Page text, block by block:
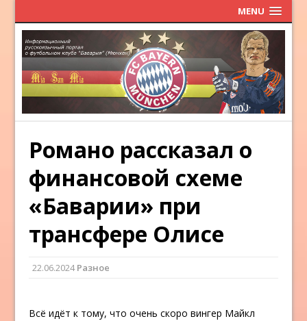
MENU
Романо рассказал о
финансовой схеме
«Баварии» при
трансфере Олисе
22.06.2024Разное
Всё идёт к тому, что очень скоро вингер Майкл